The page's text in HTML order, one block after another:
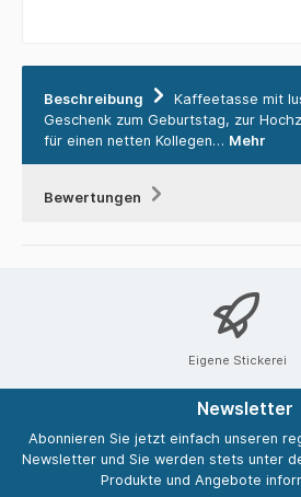
Beschreibung
Kaffeetasse mit
Geschenk zum Geburtstag, zur
für einen netten Kollegen… Mehr
Bewertungen
Eigene Stickerei
Newsletter
Abonnieren Sie jetzt einfach unseren
Newsletter und Sie werden stets unter
Produkte und Angebote